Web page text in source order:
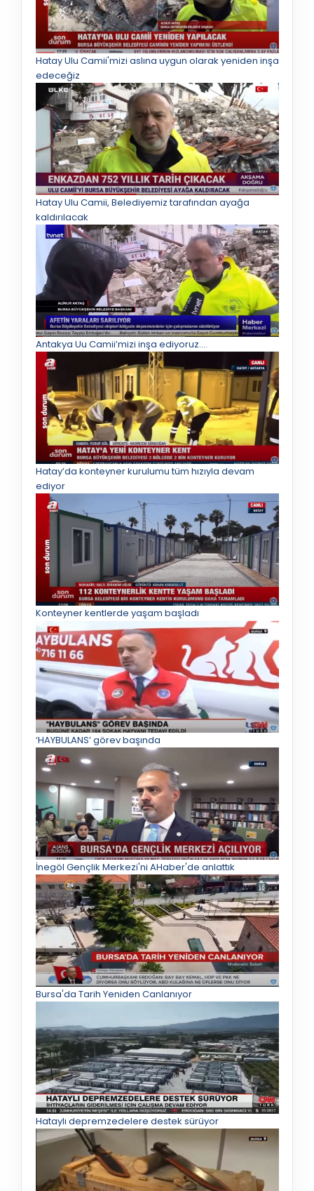
Hatay Ulu Camii'mizi aslına uygun olarak yeniden inşa
edeceğiz
Hatay Ulu Camii, Belediyemiz tarafından ayağa
kaldırılacak
Antakya Uu Camii’mizi inşa ediyoruz.…
Hatay’da konteyner kurulumu tüm hızıyla devam
ediyor
Konteyner kentlerde yaşam başladı
‘HAYBULANS’ görev başında
İnegöl Gençlik Merkezi'ni AHaber'de anlattık
Bursa'da Tarih Yeniden Canlanıyor
Hataylı depremzedelere destek sürüyor